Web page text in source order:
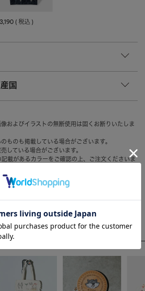
ー
ー
3,190 税込
国
およびイラストの無断使用は固くお断りいたしま
ものも掲載している場合がございます。
している場合がございます。
記載があるカラーをご確認の上、ご注文くださいま
よって、画像の色が実物と異なって見える場合が
ム